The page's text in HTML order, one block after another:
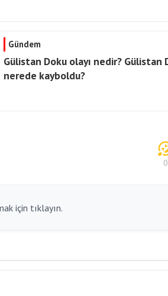
Gündem
Gülistan Doku olayı nedir? Gülistan
nerede kayboldu?
0
için tıklayın.